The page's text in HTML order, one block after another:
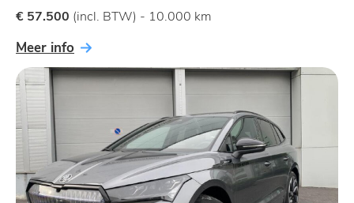
€ 57.500 (incl. BTW) - 10.000 km
Meer info